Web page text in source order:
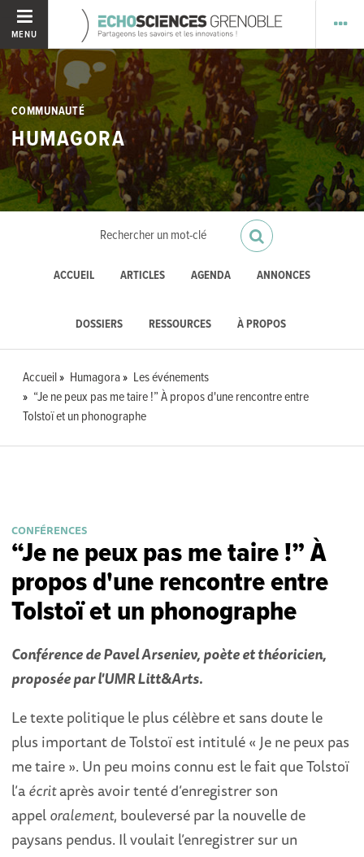
MENU
COMMUNAUTÉ
HUMAGORA
ACCUEIL ARTICLES AGENDA ANNONCES
DOSSIERS RESSOURCES À PROPOS
Accueil Humagora
Les événements
“Je ne peux pas me taire !” À propos d'une rencontre entre
Tolstoï et un phonographe
CONFÉRENCES
“Je ne peux pas me taire !” À
propos d'une rencontre entre
Tolstoï et un phonographe
Conférence de Pavel Arseniev, poète et théoricien,
proposée par l'UMR Litt&Arts.
Le texte politique le plus célèbre et sans doute le
plus important de Tolstoï est intitulé « Je ne peux pas
me taire ». Un peu moins connu est le fait que Tolstoï
l’aécritaprès avoir tenté d’enregistrer son
appeloralement, bouleversé par la nouvelle de
paysans pendus. Il voulait l’enregistrer sur un